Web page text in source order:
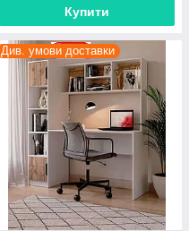
Купити
Див. умови доставки